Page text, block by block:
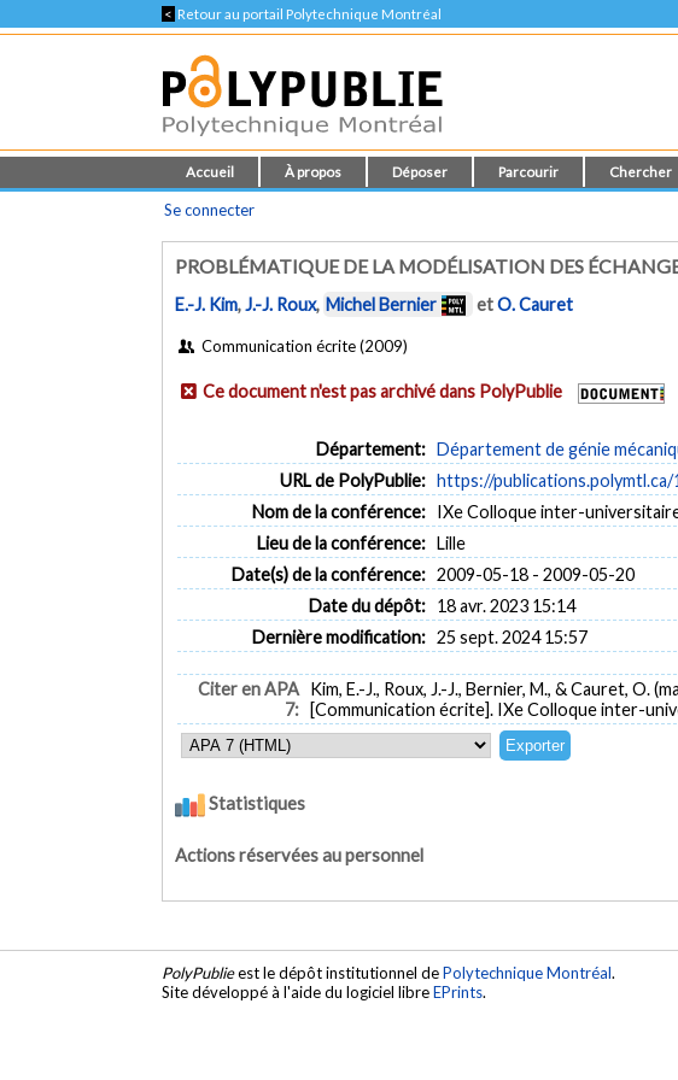
< Retour au portail Polytechnique Montréal
Accueil À propos Déposer Parcourir Chercher
Se connecter
PROBLÉMATIQUE DE LA MODÉLISATION DES
E.-J. Kim,J.-J. Roux, Michel Bernier etO. Cauret
Communication écrite (2009)
Ce document n'est pas archivé dans PolyPublie
Département: Département de génie
URL de PolyPublie: https://publications.polymtl.ca/
Nom de la conférence: IXe Colloque inter-
Lieu de la conférence: Lille
Date(s) de la conférence: 2009-05-18 - 2009-05-20
Date du dépôt: 18 avr. 2023 15:14
Dernière modification: 25 sept. 2024 15:57
Citer en APA
7:
Kim, E.-J., Roux, J.-J., Bernier, M., & Cauret, O.
[Communication écrite]. IXe Colloque inter-
Statistiques
Actions réservées au personnel
PolyPublieest le dépôt institutionnel dePolytechnique Montréal.
Site développé à l'aide du logiciel libreEPrints.